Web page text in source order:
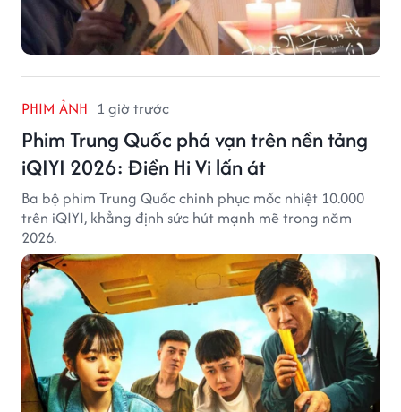
PHIM ẢNH 1 giờ trước
Phim Trung Quốc phá vạn trên nền tảng
iQIYI 2026: Điền Hi Vi lấn át
Ba bộ phim Trung Quốc chinh phục mốc nhiệt 10.000
trên iQIYI, khẳng định sức hút mạnh mẽ trong năm
2026.